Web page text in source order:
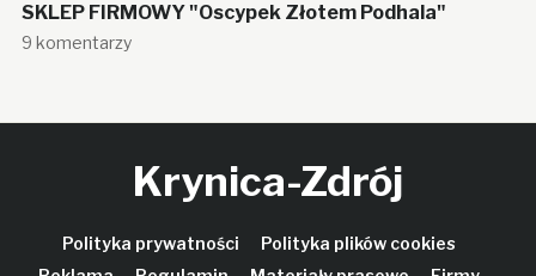
SKLEP FIRMOWY "Oscypek Złotem Podhala"
9 komentarzy
Krynica-Zdrój
Polityka prywatności
Polityka plików cookies